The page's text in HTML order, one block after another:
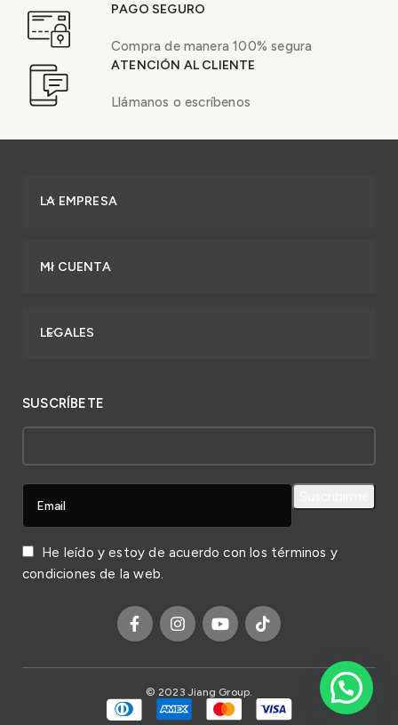
PAGO SEGURO
Compra de manera 100% segura
ATENCIÓN AL CLIENTE
Llámanos o escríbenos
LA EMPRESA
MI CUENTA
LEGALES
SUSCRÍBETE
He leído y estoy de acuerdo con los términos y
condiciones de la web.
© 2023 Jiang Group.